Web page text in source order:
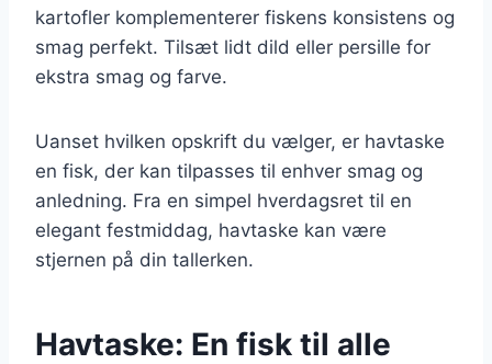
kartofler komplementerer fiskens konsistens og
smag perfekt. Tilsæt lidt dild eller persille for
ekstra smag og farve.
Uanset hvilken opskrift du vælger, er havtaske
en fisk, der kan tilpasses til enhver smag og
anledning. Fra en simpel hverdagsret til en
elegant festmiddag, havtaske kan være
stjernen på din tallerken.
Havtaske: En fisk til alle